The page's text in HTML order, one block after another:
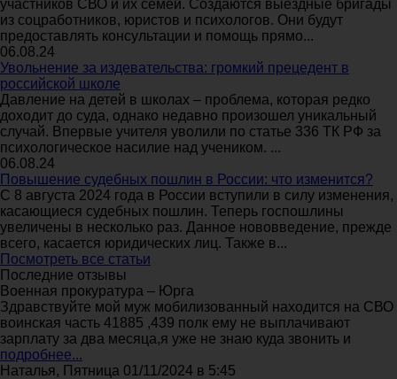
участников СВО и их семей. Создаются выездные бригады
из соцработников, юристов и психологов. Они будут
предоставлять консультации и помощь прямо...
06.08.24
Увольнение за издевательства: громкий прецедент в
российской школе
Давление на детей в школах – проблема, которая редко
доходит до суда, однако недавно произошел уникальный
случай. Впервые учителя уволили по статье 336 ТК РФ за
психологическое насилие над учеником. ...
06.08.24
Повышение судебных пошлин в России: что изменится?
С 8 августа 2024 года в России вступили в силу изменения,
касающиеся судебных пошлин. Теперь госпошлины
увеличены в несколько раз. Данное нововведение, прежде
всего, касается юридических лиц. Также в...
Посмотреть все статьи
Последние отзывы
Военная прокуратура – Юрга
Здравствуйте мой муж мобилизованный находится на СВО
воинская часть 41885 ,439 полк ему не выплачивают
зарплату за два месяца,я уже не знаю куда звонить и
подробнее...
Наталья, Пятница 01/11/2024 в 5:45